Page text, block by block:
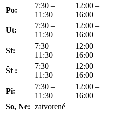
Po:
7:30 –
11:30
12:00 –
16:00
Ut:
7:30 –
11:30
12:00 –
16:00
St:
7:30 –
11:30
12:00 –
16:00
Št :
7:30 –
11:30
12:00 –
16:00
Pi:
7:30 –
11:30
12:00 –
16:00
So, Ne: zatvorené